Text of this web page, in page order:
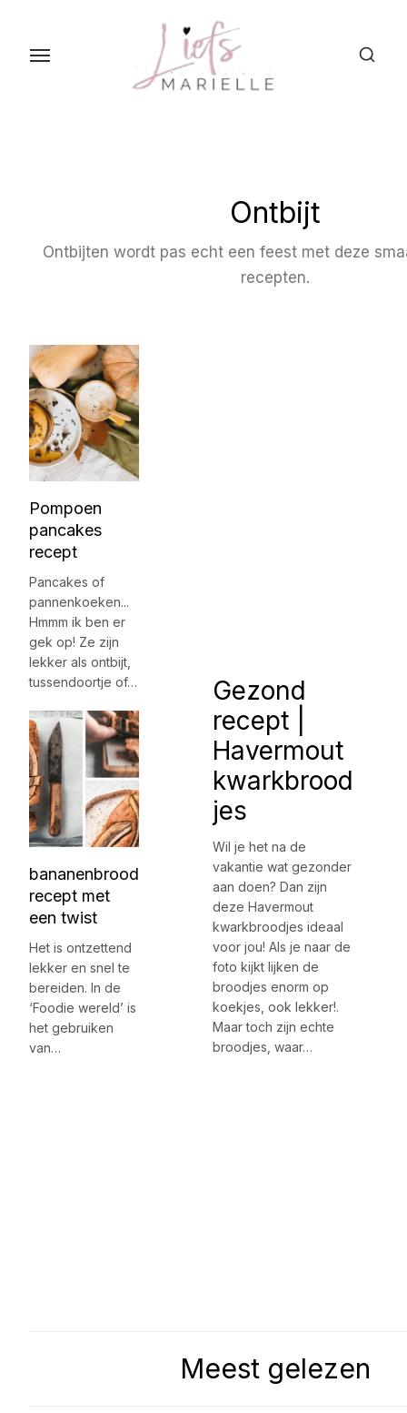
Ontbijt
Ontbijten wordt pas echt een feest met deze
recepten.
Pompoen
pancakes
recept
Pancakes of
pannenkoeken...
Hmmm ik ben er
gek op! Ze zijn
lekker als ontbijt,
tussendoortje of…
bananenbrood
recept met
een twist
Het is ontzettend
lekker en snel te
bereiden. In de
‘Foodie wereld’ is
het gebruiken
van…
Gezond
recept |
Havermout
kwarkbrood
jes
Wil je het na de
vakantie wat gezonder
aan doen? Dan zijn
deze Havermout
kwarkbroodjes ideaal
voor jou! Als je naar de
foto kijkt lijken de
broodjes enorm op
koekjes, ook lekker!.
Maar toch zijn echte
broodjes, waar…
Meest gelezen